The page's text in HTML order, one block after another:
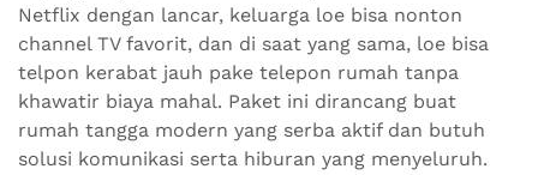
Netflix dengan lancar, keluarga loe bisa nonton
channel TV favorit, dan di saat yang sama, loe bisa
telpon kerabat jauh pake telepon rumah tanpa
khawatir biaya mahal. Paket ini dirancang buat
rumah tangga modern yang serba aktif dan butuh
solusi komunikasi serta hiburan yang menyeluruh.